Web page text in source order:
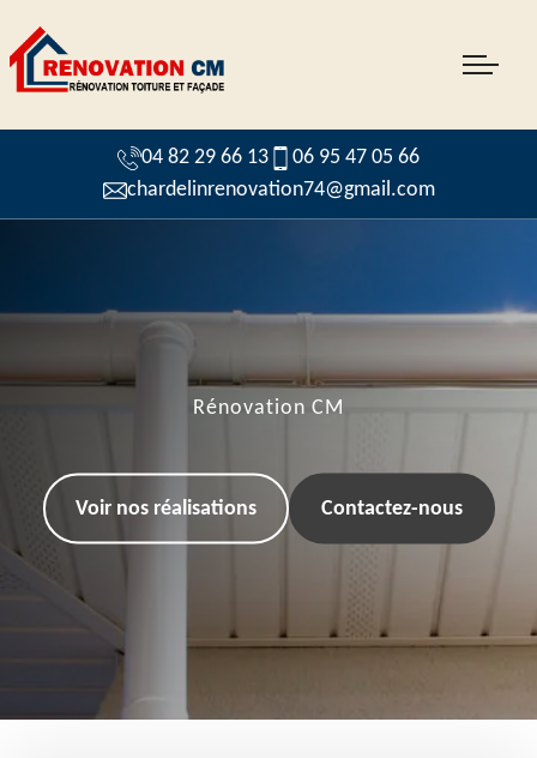
04 82 29 66 13
06 95 47 05 66
chardelinrenovation74@gmail.com
Rénovation CM
Voir nos réalisations Contactez-nous